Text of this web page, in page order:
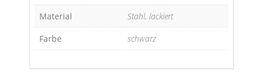
Material
Stahl, lackiert
Farbe
schwarz